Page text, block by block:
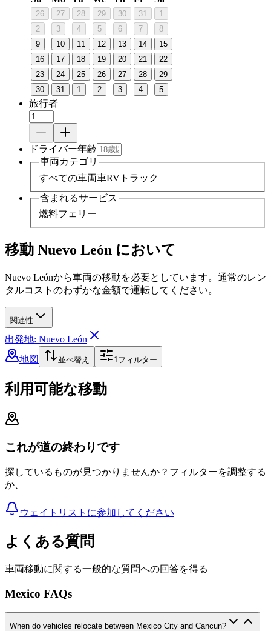
26 27 28 29 30 31
1
2
3 4 5 6 7
8
9
10 11 12 13 14
15
16
17 18 19 20 21
22
23
24 25 26 27 28
29
30
31 1 2 3 4 5
旅行者
ドライバー年齢
車両カテゴリ
すべての車両車RV トラック
含まれるサービス
燃料フェリー
移動 Nuevo León において
Nuevo Leónから車両の移動を必要としています。通常のレン
タルコストのわずかな金額で運転してください。
関連性
出発地: Nuevo León
地図
並べ替え 1フィルター
利用可能な移動
これが道の終わりです
探しているものが見つかりませんか？フィルターを調整する
か、
ウェイトリストに参加してください
よくある質問
車両移動に関する一般的な質問への回答を得る
Mexico FAQs
When do vehicles relocate between Mexico City and Cancun?